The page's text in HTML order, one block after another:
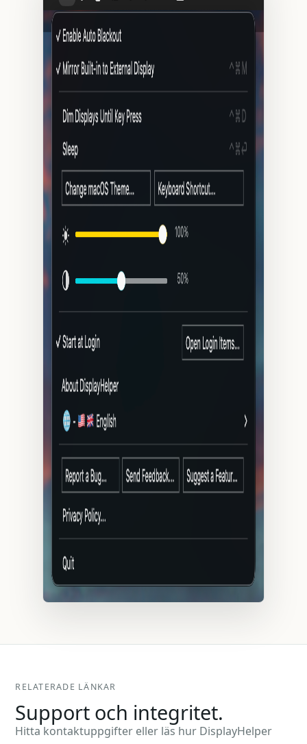
RELATERADE LÄNKAR
Support och integritet.
Hitta kontaktuppgifter eller läs hur DisplayHelper